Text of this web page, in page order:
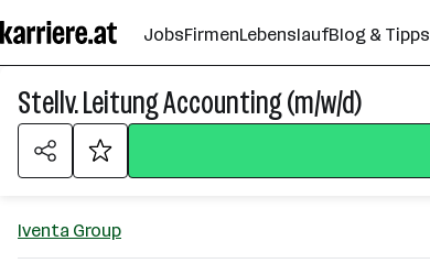
Seiteninhalt
springen
JobsFirmenLebenslaufBlog & Tipps
Stellv. Leitung Accounting (m/w/d)
Iventa Group